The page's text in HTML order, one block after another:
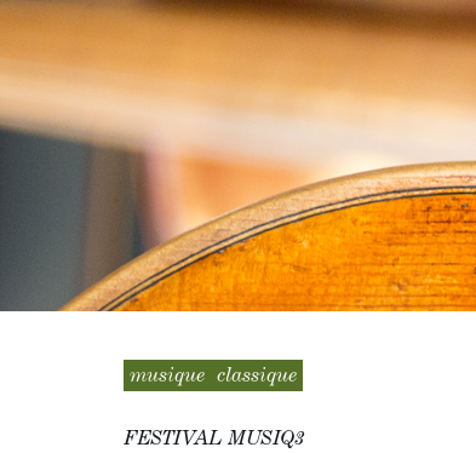
musique classique
FESTIVAL MUSIQ3